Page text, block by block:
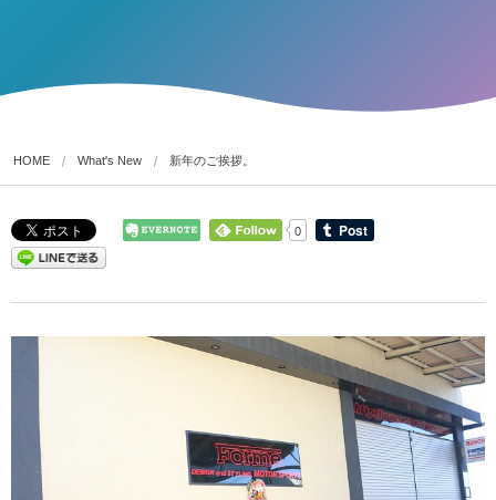
HOME What's New 新年のご挨拶。
0